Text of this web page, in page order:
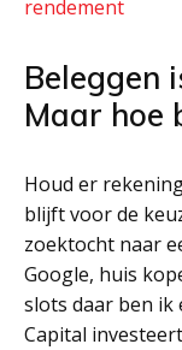
rendement
Beleggen
Maar hoe
Houd er
blijft voor de
zoektocht naar
Google, huis
slots daar ben ik
Capital